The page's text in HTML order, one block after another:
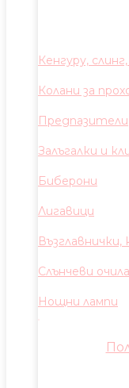
Кенгуру,
Колани за
Предпазители
Залъгалки и
Биберони
Лигавици
Слънчеви очила
Нощни лампи